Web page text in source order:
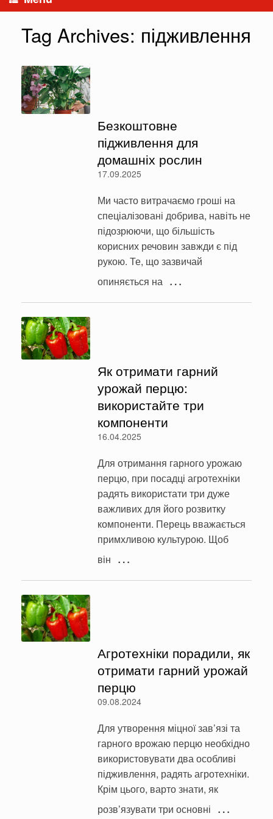
Tag Archives: підживлення
Безкоштовне
підживлення для
домашніх рослин
17.09.2025
Ми часто витрачаємо гроші на
спеціалізовані добрива, навіть не
підозрюючи, що більшість
корисних речовин завжди є під
рукою. Те, що зазвичай
опиняється на …
Як отримати гарний
урожай перцю:
використайте три
компоненти
16.04.2025
Для отримання гарного урожаю
перцю, при посадці агротехніки
радять використати три дуже
важливих для його розвитку
компоненти. Перець вважається
примхливою культурою. Щоб
він …
Агротехніки порадили, як
отримати гарний урожай
перцю
09.08.2024
Для утворення міцної зав’язі та
гарного врожаю перцю необхідно
використовувати два особливі
підживлення, радять агротехніки.
Крім цього, варто знати, як
розв’язувати три основні …